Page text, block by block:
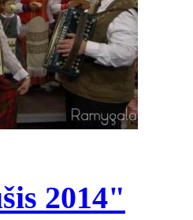
2014"